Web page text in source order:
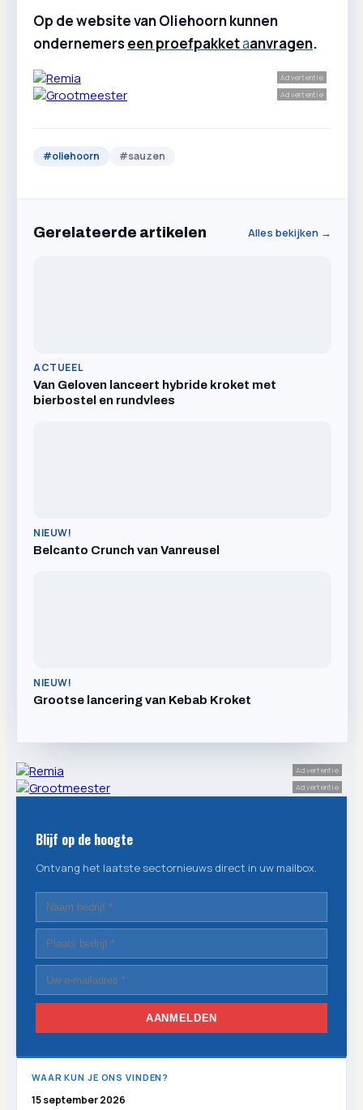
Op de website van Oliehoorn kunnen
ondernemerseen proefpakketaanvragen.
Advertentie
Advertentie
#oliehoorn #sauzen
Gerelateerde artikelen Alles bekijken →
ACTUEEL
Van Geloven lanceert hybride kroket met
bierbostel en rundvlees
NIEUW!
Belcanto Crunch van Vanreusel
NIEUW!
Grootse lancering van Kebab Kroket
Advertentie
Advertentie
Blijf op de hoogte
Ontvang het laatste sectornieuws direct in uw mailbox.
AANMELDEN
WAAR KUN JE ONS VINDEN?
15 september 2026